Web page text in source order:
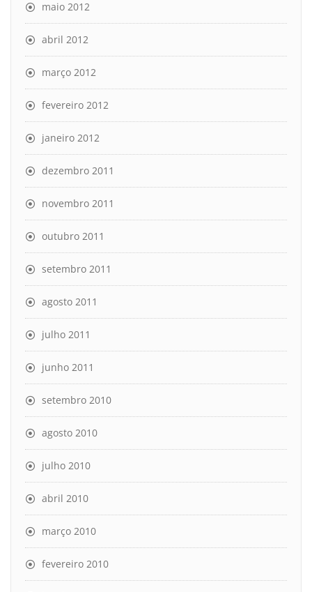
maio 2012
abril 2012
março 2012
fevereiro 2012
janeiro 2012
dezembro 2011
novembro 2011
outubro 2011
setembro 2011
agosto 2011
julho 2011
junho 2011
setembro 2010
agosto 2010
julho 2010
abril 2010
março 2010
fevereiro 2010